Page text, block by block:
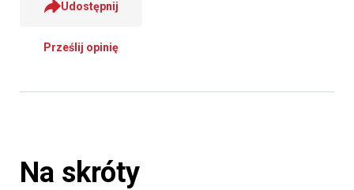
Udostępnij
Prześlij opinię
Na skróty